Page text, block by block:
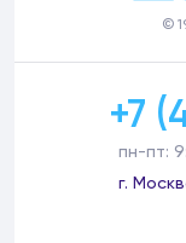
©
+7
пн-пт:
г.